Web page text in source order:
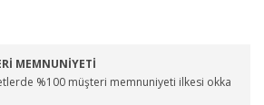
MEMNUNİYETİ
%100 müşteri memnuniyeti ilkesi okka